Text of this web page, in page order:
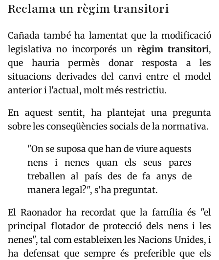
Reclama un règim transitori
Cañada també ha lamentat que la modificació
legislativa no incorporés un règim transitori,
que hauria permès donar resposta a les
situacions derivades del canvi entre el model
anterior i l'actual, molt més restrictiu.
En aquest sentit, ha plantejat una pregunta
sobre les conseqüències socials de la normativa.
"On se suposa que han de viure aquests
nens i nenes quan els seus pares
treballen al país des de fa anys de
manera legal?", s'ha preguntat.
El Raonador ha recordat que la família és "el
principal flotador de protecció dels nens i les
nenes", tal com estableixen les Nacions Unides, i
ha defensat que sempre és preferible que els